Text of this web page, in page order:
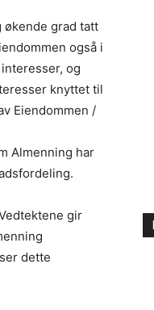
økende grad tatt
også i
og
knyttet til
Eiendommen /
Almenning har
gir
dette